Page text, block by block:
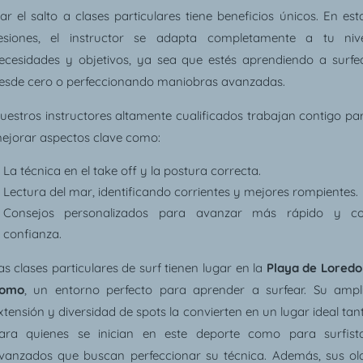
el salto a clases particulares tiene beneficios únicos. En
el instructor se adapta completamente a tu
y objetivos, ya sea que estés aprendiendo a
cero o perfeccionando maniobras avanzadas.
instructores altamente cualificados trabajan contigo
aspectos clave como:
La técnica en el take off y la postura correcta.
Lectura del mar, identificando corrientes y mejores rompientes.
Consejos personalizados para avanzar más rápido y
confianza.
clases particulares de surf tienen lugar en la Playa de Loredo
, un entorno perfecto para aprender a surfear. Su
y diversidad de spots la convierten en un lugar ideal
quienes se inician en este deporte como para
que buscan perfeccionar su técnica. Además, sus